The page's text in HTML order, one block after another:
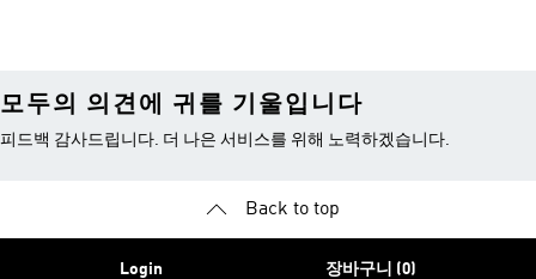
모두의 의견에 귀를 기울입니다
피드백 감사드립니다. 더 나은 서비스를 위해 노력하겠습니다.
Back to top
Login 장바구니 (0)